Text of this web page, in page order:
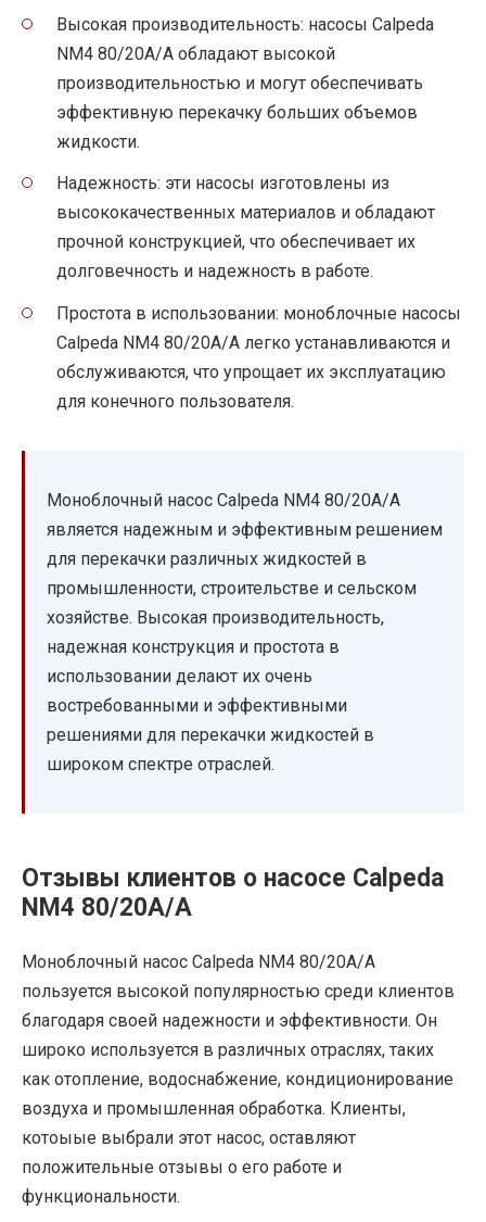
Высокая производительность: насосы Calpeda
NM4 80/20A/A обладают высокой
производительностью и могут обеспечивать
эффективную перекачку больших объемов
жидкости.
Надежность: эти насосы изготовлены из
высококачественных материалов и обладают
прочной конструкцией, что обеспечивает их
долговечность и надежность в работе.
Простота в использовании: моноблочные насосы
Calpeda NM4 80/20A/A легко устанавливаются и
обслуживаются, что упрощает их эксплуатацию
для конечного пользователя.
Моноблочный насос Calpeda NM4 80/20A/A
является надежным и эффективным решением
для перекачки различных жидкостей в
промышленности, строительстве и сельском
хозяйстве. Высокая производительность,
надежная конструкция и простота в
использовании делают их очень
востребованными и эффективными
решениями для перекачки жидкостей в
широком спектре отраслей.
Отзывы клиентов о насосе Calpeda
NM4 80/20A/A
Моноблочный насос Calpeda NM4 80/20A/A
пользуется высокой популярностью среди клиентов
благодаря своей надежности и эффективности. Он
широко используется в различных отраслях, таких
как отопление, водоснабжение, кондиционирование
воздуха и промышленная обработка. Клиенты,
котоыые выбрали этот насос, оставляют
положительные отзывы о его работе и
функциональности.